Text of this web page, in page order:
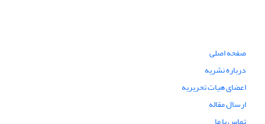
صفحه اصلی
درباره نشریه
اعضای هیات تحریریه
ارسال مقاله